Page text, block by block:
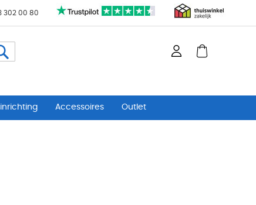
302 00 80
Accessoires Outlet